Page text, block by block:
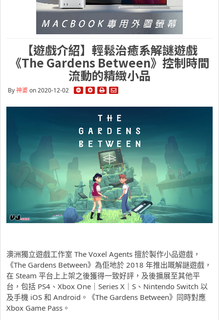
【遊戲介紹】輕鬆治癒系解謎遊戲
《The Gardens Between》控制時間
流動的精緻小品
By神婆on 2020-12-02
澳洲獨立遊戲工作室 The Voxel Agents 擅於製作小品遊戲，
《The Gardens Between》為佢地於 2018 年推出嘅解謎遊戲，
在 Steam 平台上上架之後獲得一致好評，及後擴展至其他平
台，包括 PS4、Xbox One｜Series X｜S、Nintendo Switch 以
及手機 iOS 和 Android。《The Gardens Between》同時對應
Xbox Game Pass。